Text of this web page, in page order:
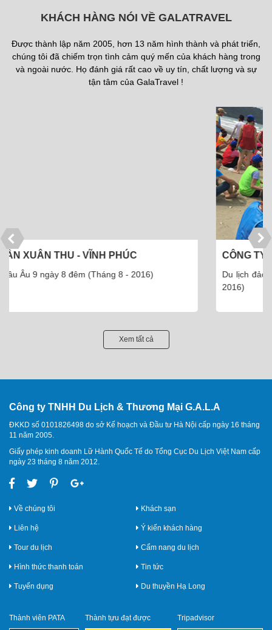
KHÁCH HÀNG NÓI VỀ GALATRAVEL
Được thành lập năm 2005, hơn 13 năm hình thành và phát triển,
chúng tôi đã chiếm trọn tình cảm quý mến của khách hàng trong
và ngoài nước. Họ đánh giá rất cao về uy tín, chất lượng và sự
tận tâm của GalaTravel !
CÔNG TY CỔ PHẦN DƯỢC PHẨM THÁI MINH
Du lịch đảo Cô Tô 3 ngày 2 đêm - 110 khách (Tháng 5 -
Xem tất cả
Công ty TNHH Du Lịch & Thương Mại G.A.L.A
ĐKKD số 0101826498 do sở Kế hoạch và Đầu tư Hà Nội cấp ngày 16 tháng
11 năm 2005.
Giấy phép kinh doanh Lữ Hành Quốc Tế do Tổng Cục Du Lịch Việt Nam cấp
ngày 23 tháng 8 năm 2012.
Về chúng tôi
Liên hệ
Tour du lịch
Hình thức thanh toán
Tuyển dụng
Khách sạn
Ý kiến khách hàng
Cẩm nang du lịch
Tin tức
Du thuyền Hạ Long
Thành viên PATA Thành tựu đạt được Tripadvisor